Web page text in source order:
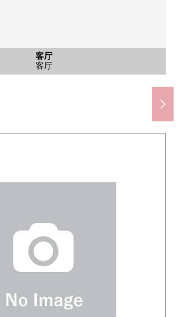
客厅
客厅
客厅
客厅
客厅
客厅
厨房
厨房
风景
风景
风景
风景
风景
风景
入口
入口
大厅
大厅
共有部分
Rise休息室
入口
内部走廊
外观